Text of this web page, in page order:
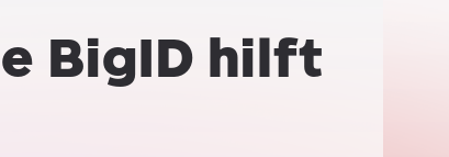
BigID hilft